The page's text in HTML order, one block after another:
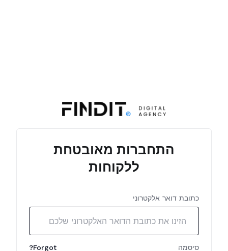
התחברות מאובטחת
ללקוחות
כתובת דואר אלקטרוני
סיסמה Forgot?